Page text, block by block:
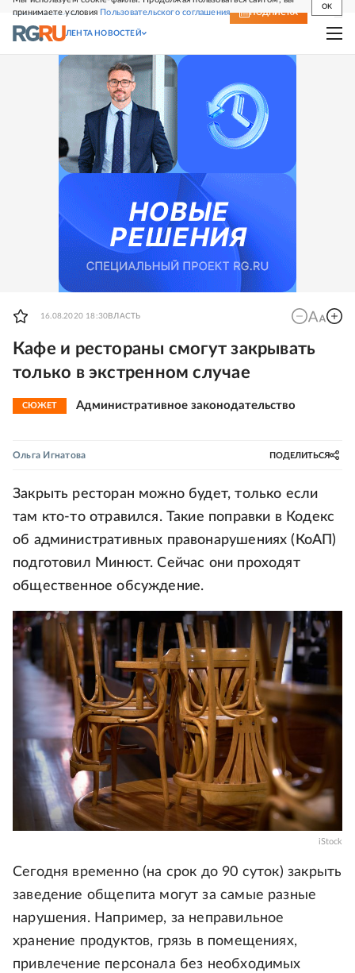
принимаете условия Пользовательского соглашения
OK
СВЕЖИЙ НОМЕР ПОДПИСКА
ЛЕНТА НОВОСТЕЙ
16.08.2020 18:30 ВЛАСТЬ
Кафе и рестораны смогут закрывать
только в экстренном случае
СЮЖЕТ Административное законодательство
Ольга Игнатова ПОДЕЛИТЬСЯ
Закрыть ресторан можно будет, только если
там кто-то отравился. Такие поправки в Кодекс
об административных правонарушениях (КоАП)
подготовил Минюст. Сейчас они проходят
общественное обсуждение.
iStock
Сегодня временно (на срок до 90 суток) закрыть
заведение общепита могут за самые разные
нарушения. Например, за неправильное
хранение продуктов, грязь в помещениях,
привлечение персонала без необходимых